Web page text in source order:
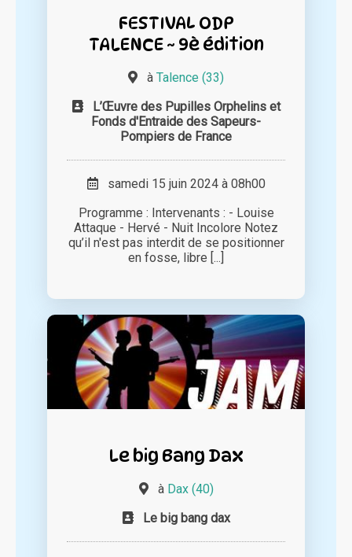
FESTIVAL ODP
TALENCE ~ 9è édition
à Talence (33)
L’Œuvre des Pupilles Orphelins et
Fonds d'Entraide des Sapeurs-
Pompiers de France
samedi 15 juin 2024 à 08h00
Programme : Intervenants : - Louise
Attaque - Hervé - Nuit Incolore Notez
qu’il n'est pas interdit de se positionner
en fosse, libre [...]
Le big Bang Dax
à Dax (40)
Le big bang dax